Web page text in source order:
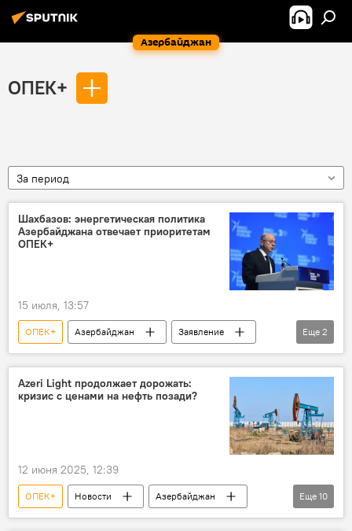
Азербайджан
ОПЕК+
За период
Шахбазов: энергетическая политика
Азербайджана отвечает приоритетам
ОПЕК+
15 июля, 13:57
ОПЕК+ Азербайджан
Заявление
Баку
Нефть
Еще 2
Azeri Light продолжает дорожать:
кризис с ценами на нефть позади?
12 июня 2025, 12:39
ОПЕК+ Новости
Азербайджан
Экономика
энергетика
Нефть
Еще 10